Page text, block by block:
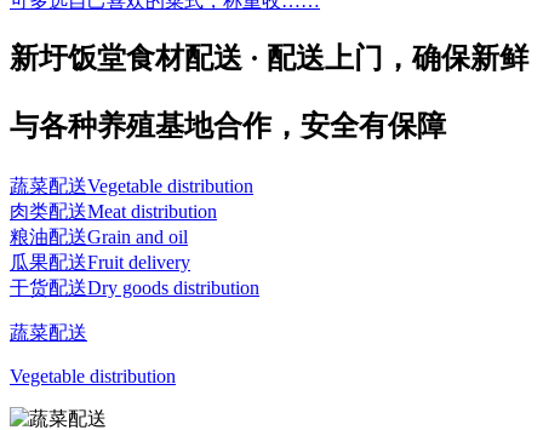
新圩饭堂食材配送 · 配送上门，确保新鲜
与各种养殖基地合作，安全有保障
蔬菜配送Vegetable distribution
肉类配送Meat distribution
粮油配送Grain and oil
瓜果配送Fruit delivery
干货配送Dry goods distribution
蔬菜配送
Vegetable distribution